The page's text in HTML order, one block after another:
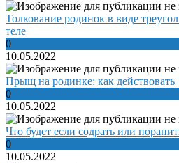
Толкование родинок в виде
теле
0
10.05.2022
Прыщ на родинке: как действовать
0
10.05.2022
Что будет если содрать или
0
10.05.2022